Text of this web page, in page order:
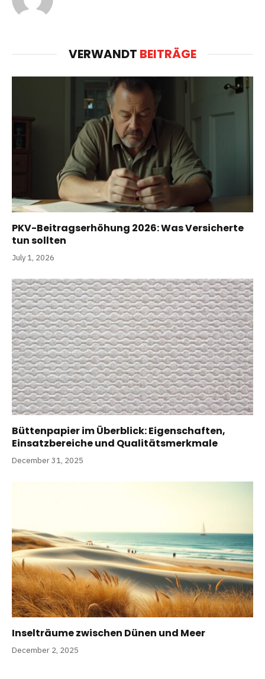
VERWANDT BEITRÄGE
PKV-Beitragserhöhung 2026: Was Versicherte
tun sollten
July 1, 2026
Büttenpapier im Überblick: Eigenschaften,
Einsatzbereiche und Qualitätsmerkmale
December 31, 2025
Inselträume zwischen Dünen und Meer
December 2, 2025